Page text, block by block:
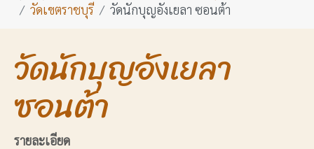
วัดเขตราชบุรี
วัดนักบุญอังเยลา ซอนต้า
วัดนักบุญอังเยลา
ซอนต้า
รายละเอียด